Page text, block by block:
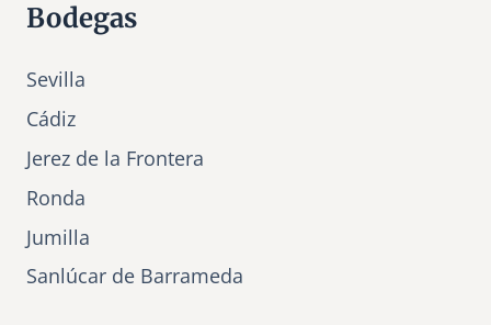
Bodegas
Sevilla
Cádiz
Jerez de la Frontera
Ronda
Jumilla
Sanlúcar de Barrameda